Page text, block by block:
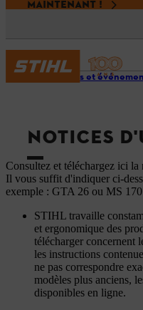
MAINTENANT !
Services et
NOTICES
Consultez et téléchargez ici
Il vous suffit d'indiquer ci-
exemple : GTA 26 ou MS 170
STIHL travaille
et ergonomique des
télécharger concernent
les instructions
ne pas correspondre
modèles plus anciens,
disponibles en ligne.